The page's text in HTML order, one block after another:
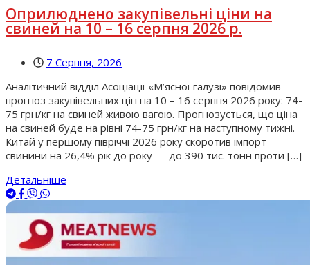
Оприлюднено закупівельні ціни на
свиней на 10 – 16 серпня 2026 р.
7 Серпня, 2026
Аналітичний відділ Асоціації «М’ясної галузі» повідомив
прогноз закупівельних цін на 10 – 16 серпня 2026 року: 74-
75 грн/кг на свиней живою вагою. Прогнозується, що ціна
на свиней буде на рівні 74-75 грн/кг на наступному тижні.
Китай у першому півріччі 2026 року скоротив імпорт
свинини на 26,4% рік до року — до 390 тис. тонн проти […]
Детальніше